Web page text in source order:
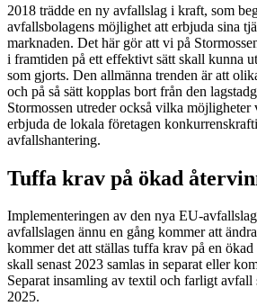
2018 trädde en ny avfallslag i kraft, som
avfallsbolagens möjlighet att erbjuda sina
marknaden. Det här gör att vi på
i framtiden på ett effektivt sätt skall kunna
som gjorts. Den allmänna trenden är att
och på så sätt kopplas bort från den
Stormossen utreder också vilka möjligheter
erbjuda de lokala företagen
avfallshantering.
Tuffa krav på ökad
Implementeringen av den nya EU-
avfallslagen ännu en gång kommer att
kommer det att ställas tuffa krav på en
skall senast 2023 samlas in separat eller
Separat insamling av textil och farligt avfall
2025.